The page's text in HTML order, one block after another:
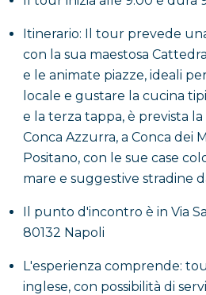
Itinerario: Il tour prevede
con la sua maestosa
e le animate piazze, ideali
locale e gustare la cucina
e la terza tappa, è prevista
Conca Azzurra, a Conca dei
Positano, con le sue case
mare e suggestive stradine
Il punto d'incontro è in Via
80132 Napoli
L'esperienza comprende:
inglese, con possibilità di